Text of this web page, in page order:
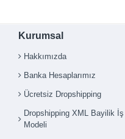
Kurumsal
Hakkımızda
Banka Hesaplarımız
Ücretsiz Dropshipping
Dropshipping XML Bayilik İş
Modeli